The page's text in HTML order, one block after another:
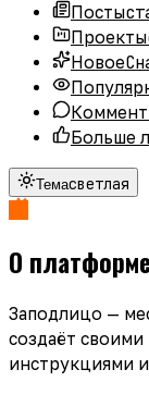
Посты
Проекты
Новое
Больше
Темасветлая
О платформе
Заподлицо —
создаёт
инструкциями